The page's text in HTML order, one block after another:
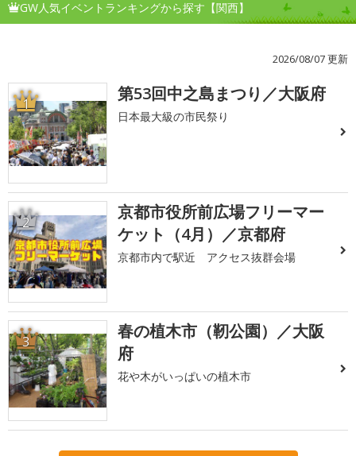
GW人気イベントランキングから探す【関西】
2026/08/07 更新
1 第53回中之島まつり／大阪府
日本最大級の市民祭り
2
京都市役所前広場フリーマー
ケット（4月）／京都府
京都市内で駅近 アクセス抜群会場
3
春の植木市（靭公園）／大阪
府
花や木がいっぱいの植木市